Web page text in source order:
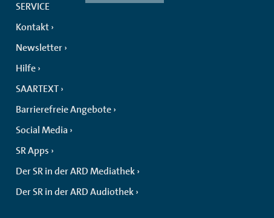
SERVICE
Kontakt
Newsletter
Hilfe
SAARTEXT
Barrierefreie Angebote
Social Media
SR Apps
Der SR in der ARD Mediathek
Der SR in der ARD Audiothek